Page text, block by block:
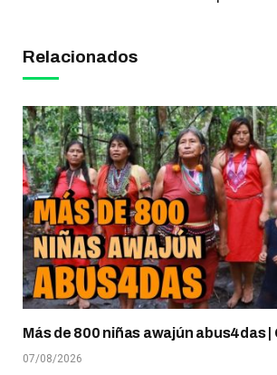
Relacionados
Más de 800 niñas awajún abus4das |
07/08/2026